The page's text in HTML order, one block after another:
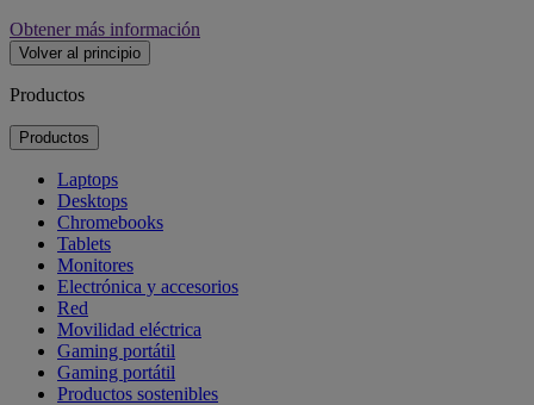
Obtener más información
Volver al principio
Productos
Productos
Laptops
Desktops
Chromebooks
Tablets
Monitores
Electrónica y accesorios
Red
Movilidad eléctrica
Gaming portátil
Gaming portátil
Productos sostenibles